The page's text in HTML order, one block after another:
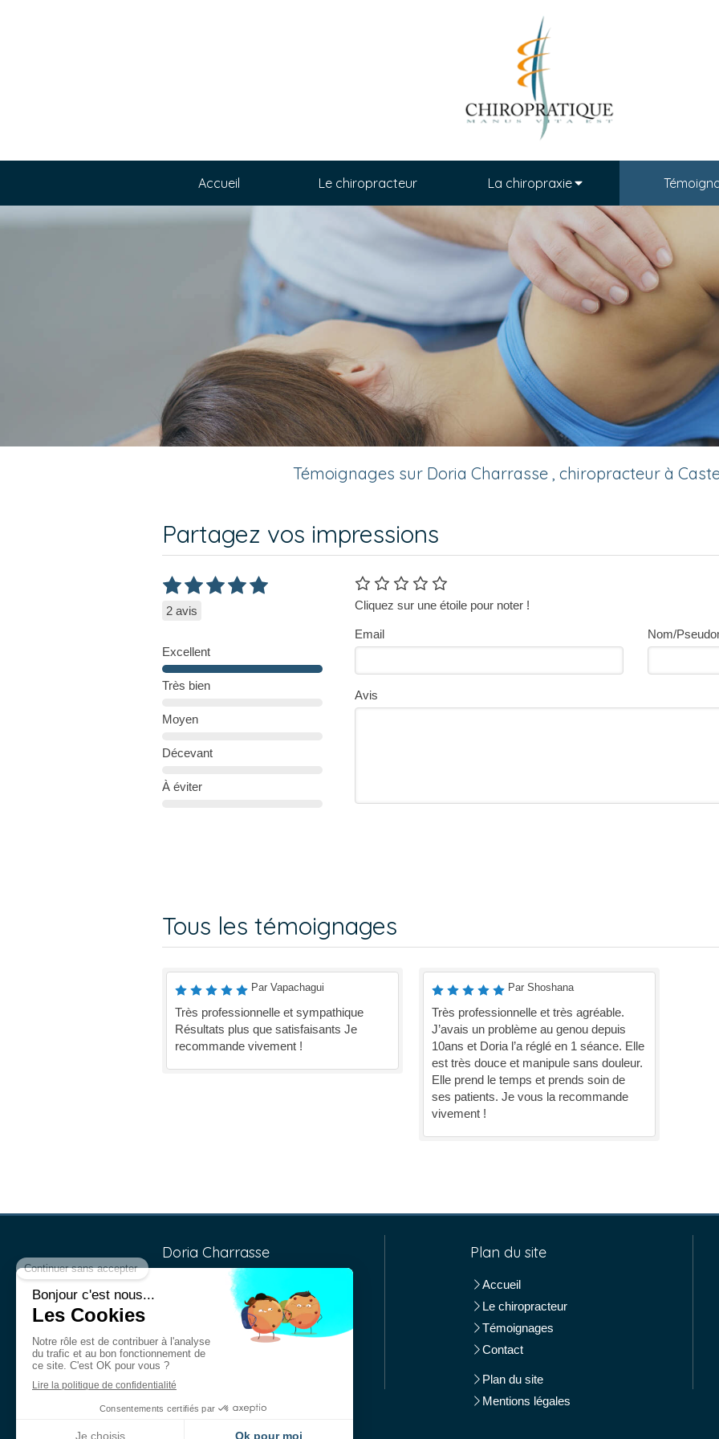
Accueil Le chiropracteur La chiropraxie
Témoignages sur Doria Charrasse , chiropracteur à
Partagez vos impressions
2 avis
Excellent
Très bien
Moyen
Décevant
À éviter
Cliquez sur une étoile pour noter !
Email Nom/
Avis
Tous les témoignages
Par Vapachagui
Très professionnelle et sympathique
Résultats plus que satisfaisants Je
recommande vivement !
Par Shoshana
Très professionnelle et très agréable.
J’avais un problème au genou depuis
10ans et Doria l’a réglé en 1 séance. Elle
est très douce et manipule sans douleur.
Elle prend le temps et prends soin de
ses patients. Je vous la recommande
vivement !
Doria Charrasse
etJeudi
12h30et de14hà
Les
Mardi Mercredi,
Vendredi
8h30
18h
Plan du site
Accueil
Le chiropracteur
Témoignages
Contact
Plan du site
Mentions légales